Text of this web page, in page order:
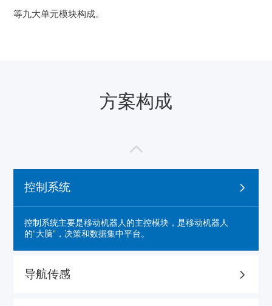
等九大单元模块构成。
方案构成
控制系统
控制系统主要是移动机器人的主控模块，是移动机器人
的“大脑”，决策和数据集中平台。
导航传感